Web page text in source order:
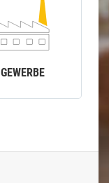
GEWERBE